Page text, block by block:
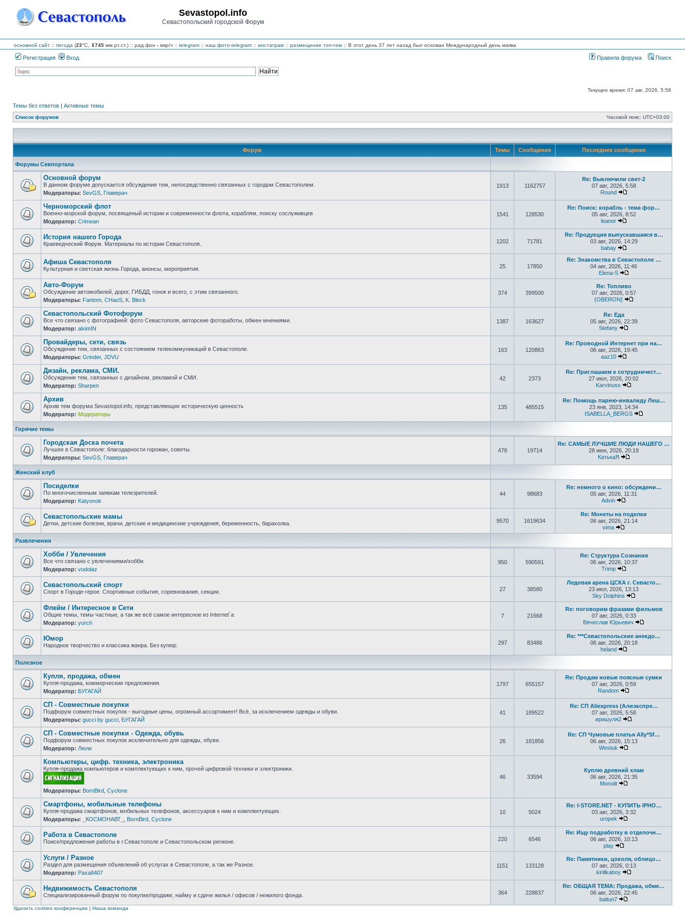
Sevastopol.info
Севастопольский городской Форум
основной сайт :: погода (23°C, ⇓745 мм.рт.ст.) :: рад.фон - мкр/ч :: telegram :: наш фото-telegram :: инстаграм :: размещение топ-тем :: В этот день 37 лет назад был основан Международный день маяка
Регистрация Вход Правила форума Поиск
Текущее время: 07 авг, 2026, 5:58
Темы без ответов | Активные темы
Список форумов Часовой пояс: UTC+03:00
Форум Темы Сообщения Последнее сообщение
Форумы Севпортала
Нет
непрочитанных
сообщений
Основной форум
В данном форуме допускается обсуждение тем, непосредственно связанных с городом Севастополем.
Модераторы: SevGS Главврач
1913 1162757
Re: Выключили свет-2
07 авг, 2026, 5:58
Round
Нет
непрочитанных
сообщений
Черноморский флот
Военно-морской форум, посвященый истории и современности флота, кораблям, поиску сослуживцев
Модератор: Crimean
1541 128530
Re: Поиск: корабль - тема фор…
05 авг, 2026, 8:52
leanor
непрочитанных
сообщений
История нашего Города
Краеведческий Форум. Материалы по истории Севастополя. 1202 71781
Re: Продукция выпускавшаяся в…
03 авг, 2026, 14:29
babay
Перейти к
непрочитанных
сообщений
Афиша Севастополя
Культурная и светская жизнь Города, анонсы, мероприятия. 25 17850
Re: Знакомства в Севастополе …
04 авг, 2026, 11:46
Elena-S
Перейти к
Нет
непрочитанных
сообщений
Авто-Форум
Обсуждение автомобилей, дорог, ГИБДД, гонок и всего, с этим связанного.
Модераторы: Fantom CHaoS K. Bleck
374 399500
Re: Топливо
07 авг, 2026, 0:57
{OBERON}
Нет
непрочитанных
сообщений
Севастопольский Фотофорум
Все что связано с фотографией: фото Севастополя, авторские фотоработы, обмен мнениями.
Модератор: alximIN
1387 163627
Re: Еда
05 авг, 2026, 22:39
Stefany
Нет
непрочитанных
сообщений
Провайдеры, сети, связь
Обсуждение тем, связанных с состоянием телекоммуникаций в Севастополе.
Модераторы: Grinder, JDVU
163 120863
Re: Проводной Интернет при на…
06 авг, 2026, 19:45
aaz10
Нет
непрочитанных
сообщений
Дизайн, реклама, СМИ.
Обсуждение тем, связанных с дизайном, рекламой и СМИ.
Модератор: Sharpen
42 2373
Re: Приглашаем к сотрудничест…
27 июл, 2026, 20:02
Karvinuss
Нет
непрочитанных
сообщений
Архив
Архив тем форума Sevastopol.info, представляющих историческую ценность
Модератор: Модераторы
135 485515
Re: Помощь парню-инвалиду Леш…
23 янв, 2023, 14:34
ISABELLA_BERGS
Горячие темы
Нет
непрочитанных
сообщений
Городская Доска почета
Лучшее в Севастополе: благодарности горожан, советы.
Модераторы: SevGS Главврач
478 19714
Re: САМЫЕ ЛУЧШИЕ ЛЮДИ НАШЕГО …
28 июн, 2026, 20:19
КатькаЯ
Женский клуб
Нет
непрочитанных
сообщений
Посиделки
По многочисленным заявкам телезрителей.
Модератор: Katyonok
44 98683
Re: немного о кино: обсуждени…
05 авг, 2026, 11:31
Advin
непрочитанных
сообщений
Севастопольские мамы
Детки, детские болезни, врачи, детские и медицинские учреждения, беременность, барахолка. 9570 1619634
Re: Монеты на поделки
06 авг, 2026, 21:14
vima
Перейти к
Развлечения
Нет
непрочитанных
сообщений
Хобби / Увлечения
Все что связано с увлечениями/хобби.
Модератор: vodolaz
950 590591
Re: Структура Сознания
06 авг, 2026, 10:37
Trimp
непрочитанных
сообщений
Севастопольский спорт
Спорт в Городе-герое. Спортивные события, соревнования, секции. 27 38580
Ледовая арена ЦСКА г. Севасто…
23 июл, 2026, 13:13
Sky Dolphins
Перейти к
Нет
непрочитанных
сообщений
Флейм / Интересное в Cети
Общие темы, темы частные, а так же всё самое интересное из Internet`а
Модератор: yurch
7 21668
Re: поговорим фразами фильмов
07 авг, 2026, 0:33
Вячеслав Юрьевич
непрочитанных
сообщений
Юмор
Народное творчество и классика жанра. Без купюр. 297 83486
Re: ***Севастопольские анекдо…
06 авг, 2026, 20:18
heland
Перейти к
Полезное
Нет
непрочитанных
сообщений
Купля, продажа, обмен
Купля-продажа, коммерческие предложения.
Модератор: БУГАГАЙ
1797 655157
Re: Продам новые поясные сумки
07 авг, 2026, 0:59
Random
Нет
непрочитанных
сообщений
СП - Совместные покупки
Подфорум совместных покупок - выгодные цены, огромный ассортимент! Всё, за исключением одежды и обуви.
Модераторы: gucci by gucci БУГАГАЙ
41 189522
Re: СП Aliexpress (Алиэкспре…
07 авг, 2026, 5:58
иришуля2
Нет
непрочитанных
сообщений
СП - Совместные покупки - Одежда, обувь
Подфорум совместных покупок исключительно для одежды, обуви.
Модератор: Люли
26 181856
Re: СП Чумовые платья Ally*Sf…
06 авг, 2026, 15:13
Westuk
Нет
непрочитанных
Компьютеры, цифр. техника, электроника
Купля-продажа компьютеров и комплектующих к ним, прочей цифровой техники и электроники.
Модераторы: BornBird Cyclone
46 33594
Куплю древний хлам
06 авг, 2026, 21:35
Monolit
Нет
непрочитанных
сообщений
Смартфоны, мобильные телефоны
Купля-продажа смартфонов, мобильных телефонов, аксессуаров к ним и комплектующих.
Модераторы:
_КОСМОНАВТ_ BornBird Cyclone
10 5024
Re: I-STORE.NET - КУПИТЬ IPHO…
03 авг, 2026, 3:32
uropek
непрочитанных
сообщений
Работа в Севастополе
Поиск/предложения работы в г.Севастополе и Севастопольском регионе. 220 6546
Re: Ищу подработку в отделочн…
06 авг, 2026, 10:13
play
Перейти к
Нет
непрочитанных
сообщений
Услуги / Разное
Раздел для размещения объявлений об услугах в Севастополе, а так же Разное.
Модератор: Paxa8407
1151 133128
Re: Памятники, цоколя, облицо…
07 авг, 2026, 0:13
kirillkaboy
непрочитанных
сообщений
Недвижимость Севастополя
Специализированный форум по покупке/продаже, найму и сдаче жилья / офисов / нежилого фонда. 364 228837
Re: ОБЩАЯ ТЕМА: Продажа, обме…
06 авг, 2026, 22:45
baltun7
Перейти к
Удалить cookies конференции | Наша команда